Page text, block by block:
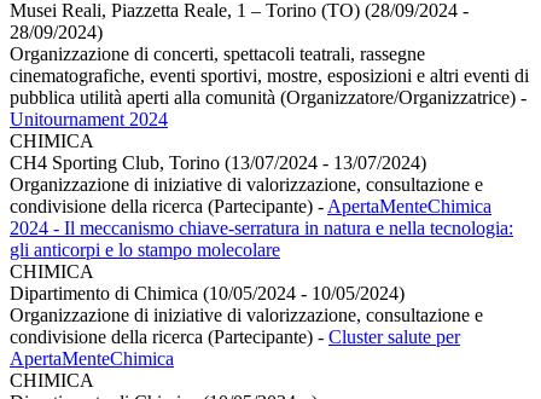
Musei Reali, Piazzetta Reale, 1 – Torino (TO) (28/09/2024 -
28/09/2024)
Organizzazione di concerti, spettacoli teatrali, rassegne
cinematografiche, eventi sportivi, mostre, esposizioni e altri eventi di
pubblica utilità aperti alla comunità (Organizzatore/Organizzatrice) -
Unitournament 2024
CHIMICA
CH4 Sporting Club, Torino (13/07/2024 - 13/07/2024)
Organizzazione di iniziative di valorizzazione, consultazione e
condivisione della ricerca (Partecipante) -ApertaMenteChimica
2024 - Il meccanismo chiave-serratura in natura e nella tecnologia:
gli anticorpi e lo stampo molecolare
CHIMICA
Dipartimento di Chimica (10/05/2024 - 10/05/2024)
Organizzazione di iniziative di valorizzazione, consultazione e
condivisione della ricerca (Partecipante) - Cluster salute per
ApertaMenteChimica
CHIMICA